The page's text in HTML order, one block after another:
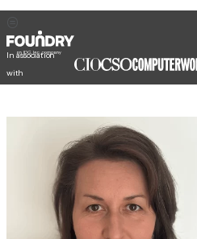
In association
with